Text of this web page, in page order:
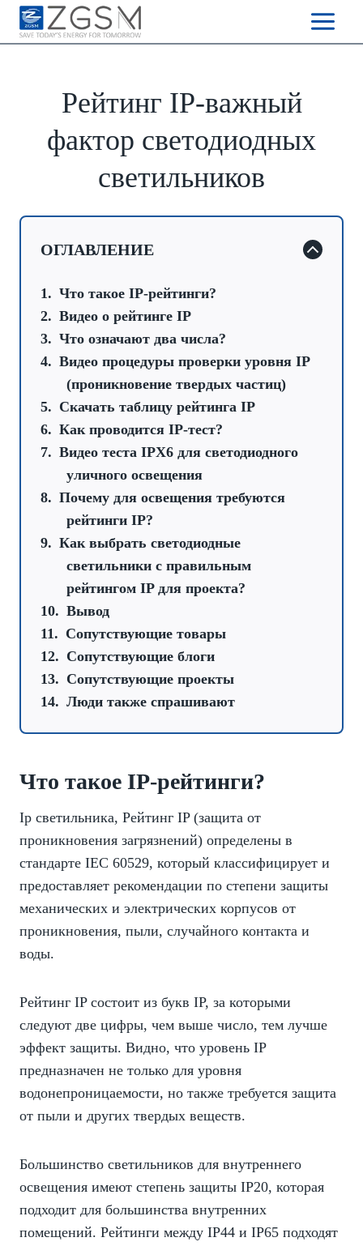
Skip
Рейтинг IP-важный
фактор светодиодных
светильников
ОГЛАВЛЕНИЕ
Что такое IP-рейтинги?
Видео о рейтинге IP
Что означают два числа?
Видео процедуры проверки уровня IP
(проникновение твердых частиц)
Скачать таблицу рейтинга IP
Как проводится IP-тест?
Видео теста IPX6 для светодиодного
уличного освещения
Почему для освещения требуются
рейтинги IP?
Как выбрать светодиодные
светильники с правильным
рейтингом IP для проекта?
Вывод
Cопутствующие товары
Cопутствующие блоги
Cопутствующие проекты
Люди также спрашивают
Что такое IP-рейтинги?
Ip светильника, Рейтинг IP (защита от
проникновения загрязнений) определены в
стандарте IEC 60529, который классифицирует и
предоставляет рекомендации по степени защиты
механических и электрических корпусов от
проникновения, пыли, случайного контакта и
воды.
Рейтинг IP состоит из букв IP, за которыми
следуют две цифры, чем выше число, тем лучше
эффект защиты. Видно, что уровень IP
предназначен не только для уровня
водонепроницаемости, но также требуется защита
от пыли и других твердых веществ.
Большинство светильников для внутреннего
освещения имеют степень защиты IP20, которая
подходит для большинства внутренних
помещений. Рейтинги между IP44 и IP65 подходят